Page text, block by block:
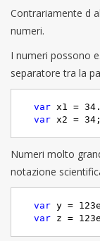
Contrariamente d
numeri.
I numeri possono
separatore tra la
var x1 =
var x2 = 34
Numeri molto
notazione
var y =
var z =